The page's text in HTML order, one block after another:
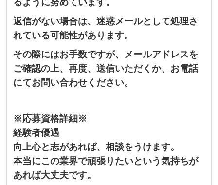
返信がない場合は、迷惑メールとして処理さ
れている可能性があります。
その際にはお手数ですが、メールアドレスを
ご確認の上、再度、送信いただくか、お電話
にてお問い合わせください。
※応募資格詳細※
経験者優遇
向上心と志があれば、相談をうけます。
本当にこの業界で頑張りたいという気持ちが
あれば大丈夫です。